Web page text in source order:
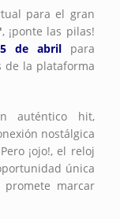
para el gran
, ¡ponte las pilas!
de abrilpara
de la plataforma
auténtico hit,
nostálgica
¡ojo!, el reloj
única
marcar